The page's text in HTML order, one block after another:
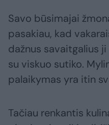
Savo būsimajai
pasakiau, kad
dažnus savaitgalius
su viskuo sutiko.
palaikymas yra itin
Tačiau renkantis